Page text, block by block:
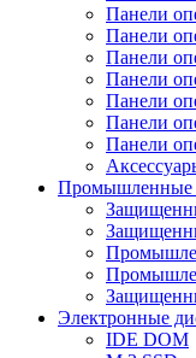
Панели
Панели
Панели
Панели
Панели
Панели
Панели
Промышленные
Электронные
IDE DOM